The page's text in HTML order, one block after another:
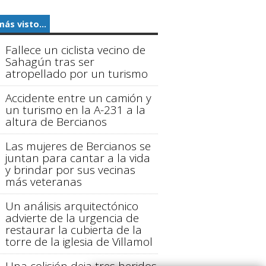
visto...
Fallece un ciclista vecino de
Sahagún tras ser
atropellado por un turismo
Accidente entre un camión y
un turismo en la A-231 a la
altura de Bercianos
Las mujeres de Bercianos se
juntan para cantar a la vida
y brindar por sus vecinas
más veteranas
Un análisis arquitectónico
advierte de la urgencia de
restaurar la cubierta de la
torre de la iglesia de Villamol